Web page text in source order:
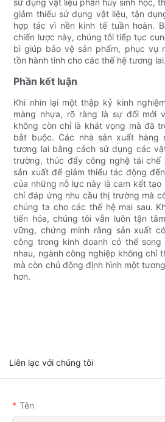
giảm thiểu sử dụng vật liệu, tận
hợp tác vì nền kinh tế tuần hoàn.
chiến lược này, chúng tôi tiếp tục
bì giúp bảo vệ sản phẩm, phục vụ
tồn hành tinh cho các thế hệ tương lai.
Phần kết luận
Khi nhìn lại một thập kỷ kinh
màng nhựa, rõ ràng là sự đổi mới
không còn chỉ là khát vọng mà đã
bắt buộc. Các nhà sản xuất hàng
tương lai bằng cách sử dụng các
trường, thúc đẩy công nghệ tái
sản xuất để giảm thiểu tác động
của những nỗ lực này là cam kết tạo
chỉ đáp ứng nhu cầu thị trường mà
chúng ta cho các thế hệ mai sau.
tiến hóa, chúng tôi vẫn luôn tận
vững, chứng minh rằng sản xuất
công trong kinh doanh có thể song
nhau, ngành công nghiệp không chỉ
mà còn chủ động định hình một
hơn.
Liên lạc với chúng tôi
Tên